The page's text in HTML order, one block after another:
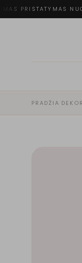
PRISTATYMAS
PRADŽIA·